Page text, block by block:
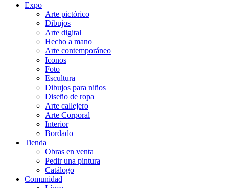
Expo
Arte pictórico
Dibujos
Arte digital
Hecho a mano
Arte contemporáneo
Iconos
Foto
Escultura
Dibujos para niños
Diseño de ropa
Arte callejero
Arte Corporal
Interior
Bordado
Tienda
Obras en venta
Pedir una pintura
Catálogo
Comunidad